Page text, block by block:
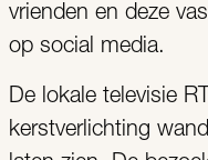
vrienden en deze
op social media.
De lokale televisie
kerstverlichting